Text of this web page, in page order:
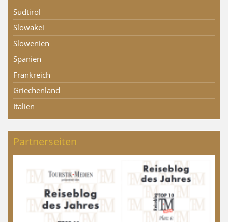
Südtirol
Slowakei
Slowenien
Spanien
Frankreich
Griechenland
Italien
Partnerseiten